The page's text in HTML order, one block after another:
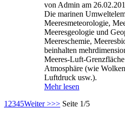
von Admin am
Die marinen
Meeresmeteorologie,
Meeresgeologie und
Meereschemie,
beinhalten
Meeres-Luft-
Atmosphäre (wie
Luftdruck usw.).
Mehr lesen
1 2345Weiter >>> Seite 1/5